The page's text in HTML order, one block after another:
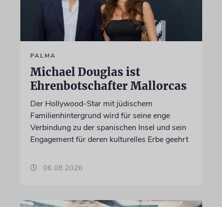
PALMA
Michael Douglas ist
Ehrenbotschafter Mallorcas
Der Hollywood-Star mit jüdischem
Familienhintergrund wird für seine enge
Verbindung zu der spanischen Insel und sein
Engagement für deren kulturelles Erbe geehrt
06.08.2026